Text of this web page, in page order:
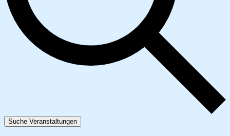
Suche Veranstaltungen